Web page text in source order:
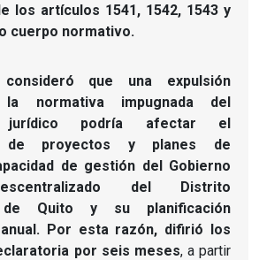
los artículos 1541, 1542, 1543 y
cuerpo normativo.
que una expulsión
normativa impugnada del
jurídico podría afectar el
de proyectos y planes de
de gestión del Gobierno
del Distrito
de Quito y su planificación
Por esta razón, difirió los
por seis meses, a partir